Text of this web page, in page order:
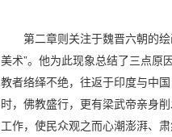
第二章则关注于魏晋六朝的
美术”。他为此现象总结了三点原
教者络绎不绝，往返于印度与中
时，佛教盛行，更有梁武帝亲身
工作，使民众观之而心潮澎湃、